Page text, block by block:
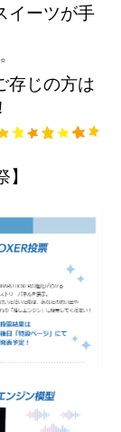
イーツが手
存じの方は